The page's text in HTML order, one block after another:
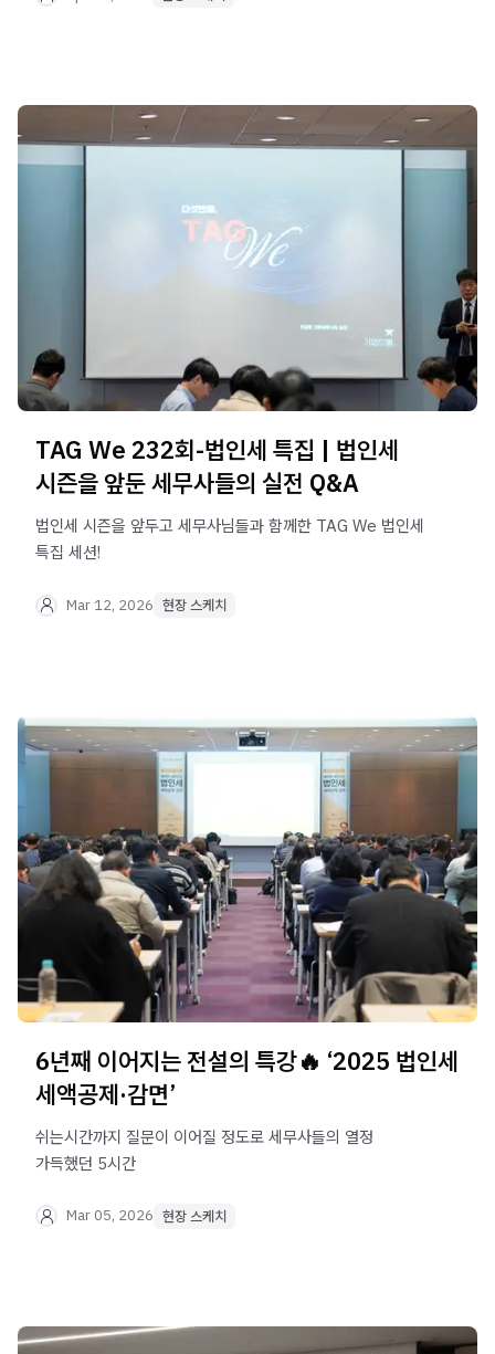
TAG We 232회-법인세 특집 | 법인세
시즌을 앞둔 세무사들의 실전 Q&A
법인세 시즌을 앞두고 세무사님들과 함께한 TAG We 법인세
특집 세션!
Mar 12, 2026 현장 스케치
6년째 이어지는 전설의 특강🔥 ‘2025 법인세
세액공제·감면’
쉬는시간까지 질문이 이어질 정도로 세무사들의 열정
가득했던 5시간
Mar 05, 2026 현장 스케치